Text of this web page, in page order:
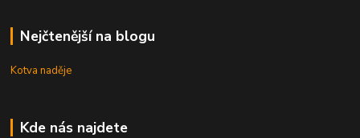
Nejčtenější na blogu
Kotva naděje
Kde nás najdete